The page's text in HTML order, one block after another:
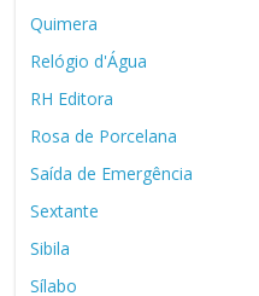
Quimera
Relógio d'Água
RH Editora
Rosa de Porcelana
Saída de Emergência
Sextante
Sibila
Sílabo